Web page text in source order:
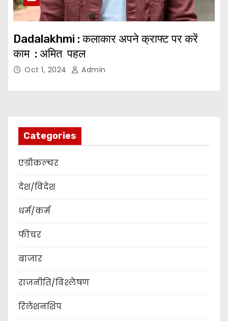
Dadalakhmi : कलाकार अपने क्राफ्ट पर करें
काम : अमित पहल
Oct 1, 2024 Admin
Categories
एग्रीकल्चर
देश/विदेश
धर्म/कर्म
फीचर
बाजार
राजनीति/विश्लेषण
रिलेशनशिप